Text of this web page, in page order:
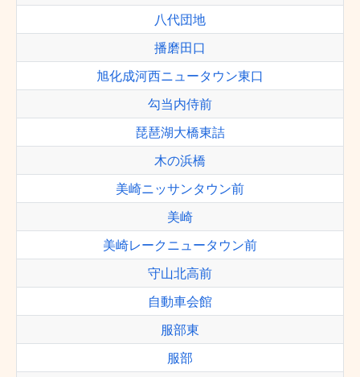
八代団地
播磨田口
旭化成河西ニュータウン東口
勾当内侍前
琵琶湖大橋東詰
木の浜橋
美崎ニッサンタウン前
美崎
美崎レークニュータウン前
守山北高前
自動車会館
服部東
服部